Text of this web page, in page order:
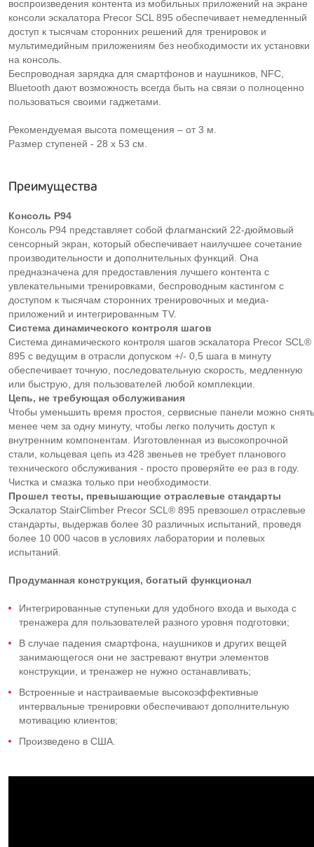
воспроизведения контента из мобильных приложений на экране
консоли эскалатора Precor SCL 895 обеспечивает немедленный
доступ к тысячам сторонних решений для тренировок и
мультимедийным приложениям без необходимости их установки
на консоль.
Беспроводная зарядка для смартфонов и наушников, NFC,
Bluetooth дают возможность всегда быть на связи о полноценно
пользоваться своими гаджетами.
Рекомендуемая высота помещения – от 3 м.
Размер ступеней - 28 х 53 см.
Преимущества
Консоль P94
Консоль P94 представляет собой флагманский 22-дюймовый
сенсорный экран, который обеспечивает наилучшее сочетание
производительности и дополнительных функций. Она
предназначена для предоставления лучшего контента с
увлекательными тренировками, беспроводным кастингом с
доступом к тысячам сторонних тренировочных и медиа-
приложений и интегрированным TV.
Система динамического контроля шагов
Система динамического контроля шагов эскалатора Precor SCL®
895 с ведущим в отрасли допуском +/- 0,5 шага в минуту
обеспечивает точную, последовательную скорость, медленную
или быструю, для пользователей любой комплекции.
Цепь, не требующая обслуживания
Чтобы уменьшить время простоя, сервисные панели можно снять
менее чем за одну минуту, чтобы легко получить доступ к
внутренним компонентам. Изготовленная из высокопрочной
стали, кольцевая цепь из 428 звеньев не требует планового
технического обслуживания - просто проверяйте ее раз в году.
Чистка и смазка только при необходимости.
Прошел тесты, превышающие отраслевые стандарты
Эскалатор StairClimber Precor SCL® 895 превзошел отраслевые
стандарты, выдержав более 30 различных испытаний, проведя
более 10 000 часов в условиях лаборатории и полевых
испытаний.
Продуманная конструкция, богатый функционал
Интегрированные ступеньки для удобного входа и выхода с
тренажера для пользователей разного уровня подготовки;
В случае падения смартфона, наушников и других вещей
занимающегося они не застревают внутри элементов
конструкции, и тренажер не нужно останавливать;
Встроенные и настраиваемые высокоэффективные
интервальные тренировки обеспечивают дополнительную
мотивацию клиентов;
Произведено в США.